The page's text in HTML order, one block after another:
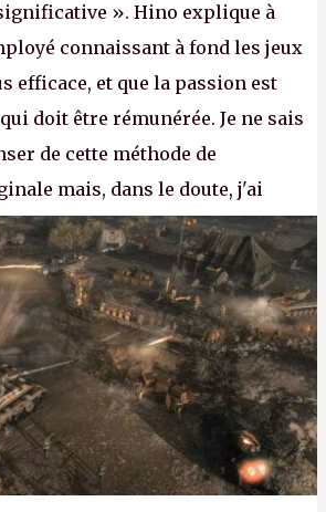
». Hino explique à
connaissant à fond les jeux
efficace, et que la passion est
doit être rémunérée. Je ne sais
de cette méthode de
mais, dans le doute, j'ai
par cœur les 300 derniers
PCavant de demander une
Le Fou.A.